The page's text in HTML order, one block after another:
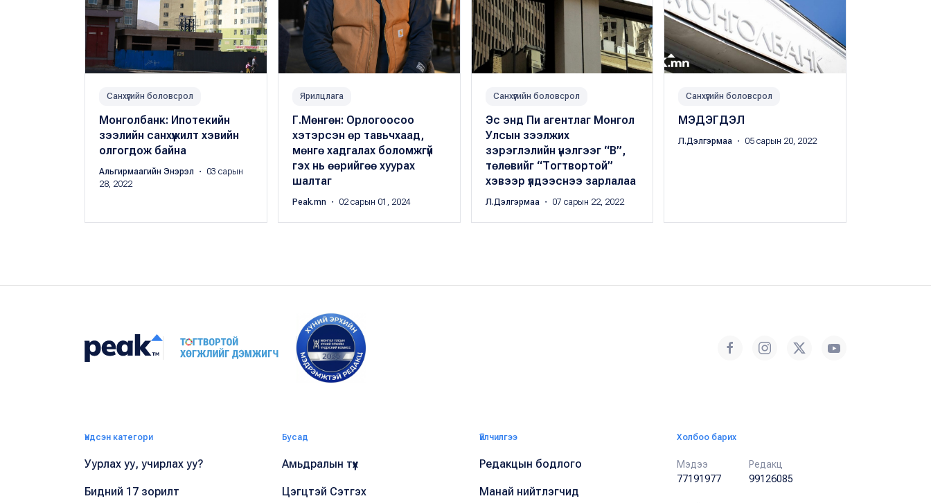
Санхүүгийн боловсрол
Монголбанк: Ипотекийн
зээлийн санхүүжилт хэвийн
олгогдож байна
Альгирмаагийн Энэрэл
・ 03 сарын
28, 2022
Ярилцлага
Г.Мөнгөн: Орлогоосоо
хэтэрсэн өр тавьчхаад,
мөнгө хадгалах боломжгүй
гэх нь өөрийгөө хуурах
шалтаг
Peak.mn ・ 02 сарын 01, 2024
Санхүүгийн боловсрол
Эс энд Пи агентлаг Монгол
Улсын зээлжих
зэрэглэлийн үнэлгээг “B”,
төлөвийг “Тогтвортой”
хэвээр үлдээснээ зарлалаа
Л.Дэлгэрмаа ・ 07 сарын 22, 2022
Санхүүгийн боловсрол
МЭДЭГДЭЛ
Л.Дэлгэрмаа ・ 05 сарын 20, 2022
Үндсэн категори
Уурлах уу, учирлах уу?
Бидний 17 зорилт
Бусад
Амьдралын түүх
Цэгцтэй Сэтгэх
Үйлчилгээ
Редакцын бодлого
Манай нийтлэгчид
Холбоо барих
Мэдээ
77191977
Редакц
99126085